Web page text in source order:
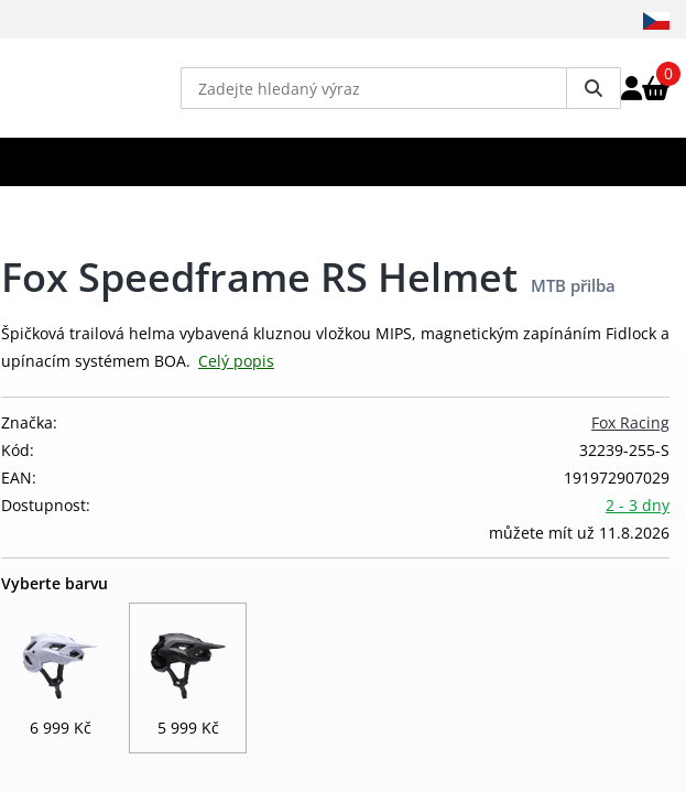
0
Fox Speedframe RS Helmet MTB přilba
Špičková trailová helma vybavená kluznou vložkou MIPS, magnetickým zapínáním Fidlock a
upínacím systémem BOA. Celý popis
Fox Racing
Značka:
32239-255-S
Kód:
191972907029
EAN:
2 - 3 dny
můžete mít už 11.8.2026
Dostupnost:
Vyberte barvu
6 999 Kč 5 999 Kč